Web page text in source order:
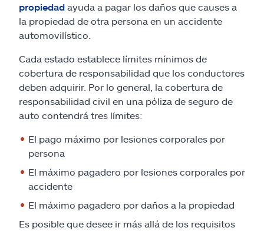
propiedad ayuda a pagar los daños que causes a
la propiedad de otra persona en un accidente
automovilístico.
Cada estado establece límites mínimos de
cobertura de responsabilidad que los conductores
deben adquirir. Por lo general, la cobertura de
responsabilidad civil en una póliza de seguro de
auto contendrá tres límites:
El pago máximo por lesiones corporales por
persona
El máximo pagadero por lesiones corporales por
accidente
El máximo pagadero por daños a la propiedad
Es posible que desee ir más allá de los requisitos